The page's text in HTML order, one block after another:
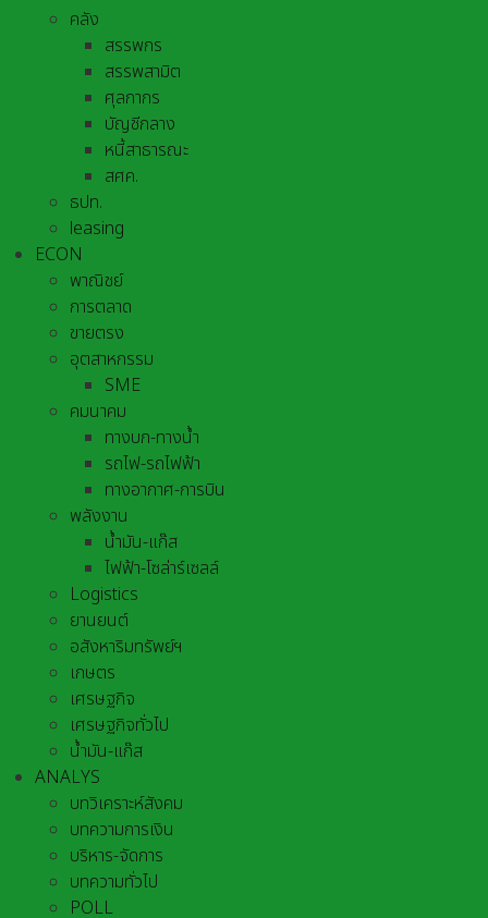
คลัง
สรรพกร
สรรพสามิต
ศุลกากร
บัญชีกลาง
หนี้สาธารณะ
สศค.
ธปท.
leasing
ECON
พาณิชย์
การตลาด
ขายตรง
อุตสาหกรรม
SME
คมนาคม
ทางบก-ทางน้ำ
รถไฟ-รถไฟฟ้า
ทางอากาศ-การบิน
พลังงาน
น้ำมัน-แก๊ส
ไฟฟ้า-โซล่าร์เซลล์
Logistics
ยานยนต์
อสังหาริมทรัพย์ฯ
เกษตร
เศรษฐกิจ
เศรษฐกิจทั่วไป
น้ำมัน-แก๊ส
ANALYS
บทวิเคราะห์สังคม
บทความการเงิน
บริหาร-จัดการ
บทความทั่วไป
POLL